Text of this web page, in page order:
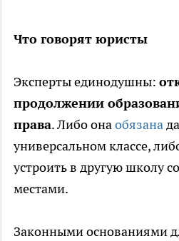
Что говорят юристы
Эксперты единодушны:
продолжении
права. Либо онаобязана
универсальном классе,
устроить в другую школу
местами.
Законными основаниями